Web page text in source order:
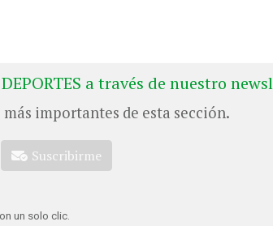
a través de nuestro
importantes de esta sección.
Suscribirme
un solo clic.